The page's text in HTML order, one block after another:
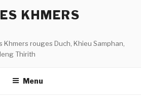
KHMERS
rouges Duch, Khieu Samphan,
Thirith
Menu